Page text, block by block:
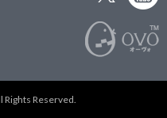
Rights Reserved.